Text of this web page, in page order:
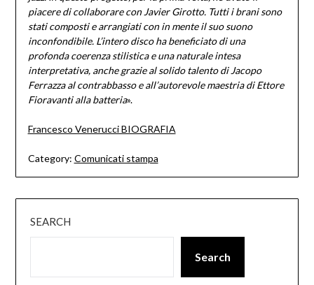
piacere di collaborare con Javier Girotto. Tutti i brani sono
stati composti e arrangiati con in mente il suo suono
inconfondibile. L’intero disco ha beneficiato di una
profonda coerenza stilistica e una naturale intesa
interpretativa, anche grazie al solido talento di Jacopo
Ferrazza al contrabbasso e all’autorevole maestria di Ettore
Fioravanti alla batteria».
Francesco Venerucci BIOGRAFIA
Category: Comunicati stampa
SEARCH
Search